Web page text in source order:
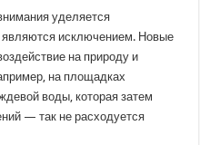
уделяется
являются исключением. Новые
на природу и
на площадках
воды, которая затем
— так не расходуется